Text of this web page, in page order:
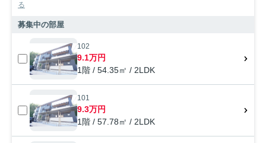
る
募集中の部屋
102
9.1万円
1階 / 54.35㎡ / 2LDK
101
9.3万円
1階 / 57.78㎡ / 2LDK